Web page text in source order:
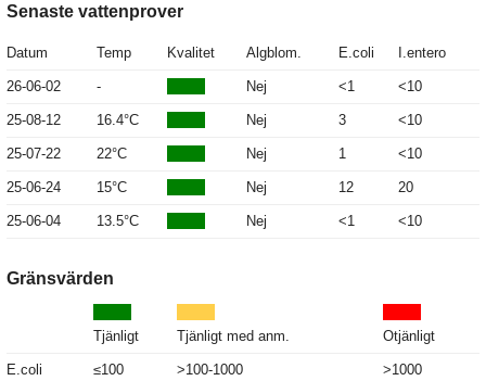
Senaste vattenprover
Datum Temp Kvalitet Algblom. E.coli I.entero
26-06-02 - Nej <1 <10
25-08-12 16.4°C Nej 3 <10
25-07-22 22°C Nej 1 <10
25-06-24 15°C Nej 12 20
25-06-04 13.5°C Nej <1 <10
Gränsvärden
Tjänligt Tjänligt med anm. Otjänligt
E.coli ≤100 >100-1000 >1000